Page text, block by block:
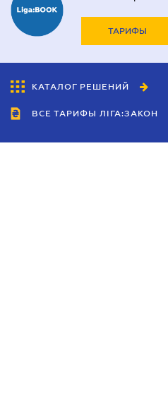
ТАРИФЫ
КАТАЛОГ РЕШЕНИЙ
ВСЕ ТАРИФЫ ЛІГА:ЗАКОН